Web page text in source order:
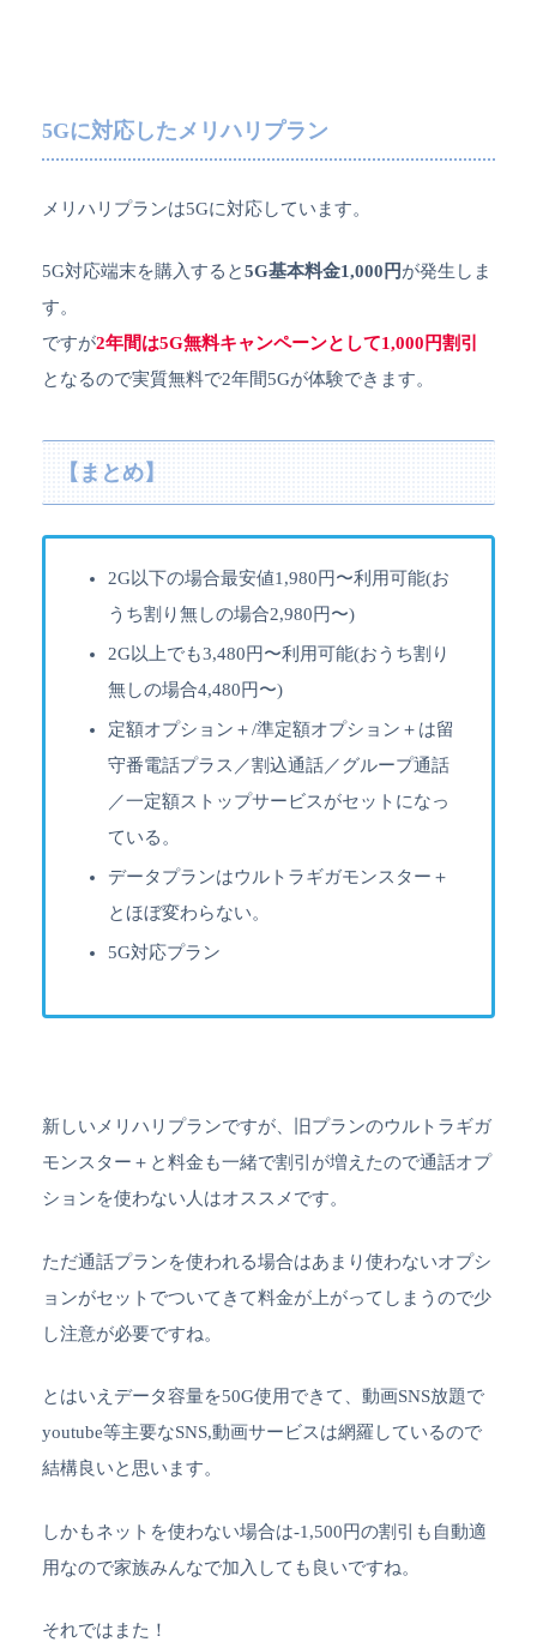
5Gに対応したメリハリプラン
メリハリプランは5Gに対応しています。
5G対応端末を購入すると5G基本料金1,000円が発生しま
す。
ですが2年間は5G無料キャンペーンとして1,000円割引
となるので実質無料で2年間5Gが体験できます。
【まとめ】
2G以下の場合最安値1,980円〜利用可能(お
うち割り無しの場合2,980円〜)
2G以上でも3,480円〜利用可能(おうち割り
無しの場合4,480円〜)
定額オプション＋/準定額オプション＋は留
守番電話プラス／割込通話／グループ通話
／一定額ストップサービスがセットになっ
ている。
データプランはウルトラギガモンスター＋
とほぼ変わらない。
5G対応プラン
新しいメリハリプランですが、旧プランのウルトラギガ
モンスター＋と料金も一緒で割引が増えたので通話オプ
ションを使わない人はオススメです。
ただ通話プランを使われる場合はあまり使わないオプシ
ョンがセットでついてきて料金が上がってしまうので少
し注意が必要ですね。
とはいえデータ容量を50G使用できて、動画SNS放題で
youtube等主要なSNS,動画サービスは網羅しているので
結構良いと思います。
しかもネットを使わない場合は-1,500円の割引も自動適
用なので家族みんなで加入しても良いですね。
それではまた！